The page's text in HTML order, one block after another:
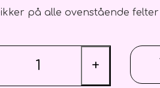
på alle ovenstående
+